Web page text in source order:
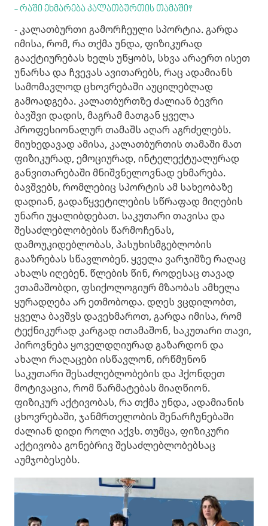
- რაში ეხმარება კალათბურთის თამაში?
- კალათბურთი გამორჩეული სპორტია. გარდა
იმისა, რომ, რა თქმა უნდა, ფიზიკურად
გააქტიურებას ხელს უწყობს, სხვა არაერთ ისეთ
უნარსა და ჩვევას ავითარებს, რაც ადამიანს
სამომავლოდ ცხოვრებაში აუცილებლად
გამოადგება. კალათბურთზე ძალიან ბევრი
ბავშვი დადის, მაგრამ მათგან ყველა
პროფესიონალურ თამაშს აღარ აგრძელებს.
მიუხედავად ამისა, კალათბურთის თამაში მათ
ფიზიკურად, ემოციურად, ინტელექტუალურად
განვითარებაში მნიშვნელოვნად ეხმარება.
ბავშვებს, რომლებიც სპორტის ამ სახეობაზე
დადიან, გადაწყვეტილების სწრაფად მიღების
უნარი უყალიბდებათ. საკუთარი თავისა და
შესაძლებლობების წარმოჩენას,
დამოუკიდებლობას, პასუხისმგებლობის
გააზრებას სწავლობენ. ყველა ვარჯიშზე რაღაც
ახალს იღებენ. წლების წინ, როდესაც თავად
ვთამაშობდი, ფსიქოლოგიურ მზაობას ამხელა
ყურადღება არ ეთმობოდა. დღეს ვცდილობთ,
ყველა ბავშვს დავეხმაროთ, გარდა იმისა, რომ
ტექნიკურად კარგად ითამაშონ, საკუთარი თავი,
პიროვნება ყოველდღიურად გაზარდონ და
ახალი რაღაცები ისწავლონ, ირწმუნონ
საკუთარი შესაძლებლობების და ჰქონდეთ
მოტივაცია, რომ წარმატებას მიაღწიონ.
ფიზიკურ აქტივობას, რა თქმა უნდა, ადამიანის
ცხოვრებაში, ჯანმრთელობის შენარჩუნებაში
ძალიან დიდი როლი აქვს. თუმცა, ფიზიკური
აქტივობა გონებრივ შესაძლებლობებსაც
აუმჯობესებს.